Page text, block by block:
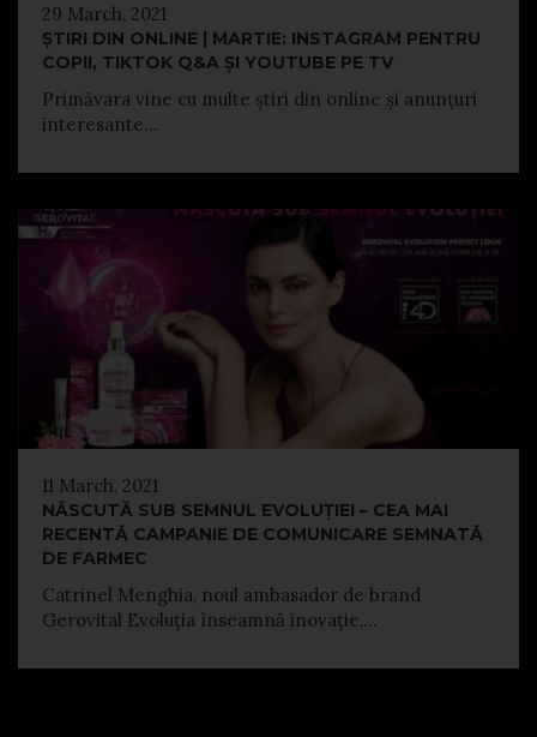
29 March, 2021
ȘTIRI DIN ONLINE | MARTIE: INSTAGRAM PENTRU
COPII, TIKTOK Q&A ȘI YOUTUBE PE TV
Primăvara vine cu multe știri din online și anunțuri
interesante...
11 March, 2021
NĂSCUTĂ SUB SEMNUL EVOLUȚIEI – CEA MAI
RECENTĂ CAMPANIE DE COMUNICARE SEMNATĂ
DE FARMEC
Catrinel Menghia, noul ambasador de brand
Gerovital Evoluția înseamnă inovație,...